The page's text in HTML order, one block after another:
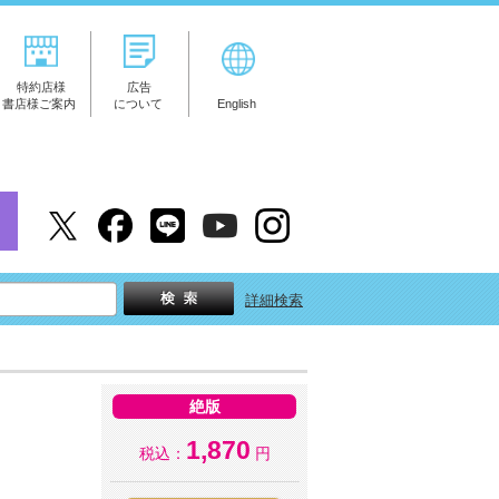
特約店様
書店様ご案内
広告
について
English
詳細検索
絶版
税込： 1,870 円